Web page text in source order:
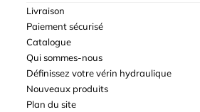
Livraison
Paiement sécurisé
Catalogue
Qui sommes-nous
Définissez votre vérin hydraulique
Nouveaux produits
Plan du site